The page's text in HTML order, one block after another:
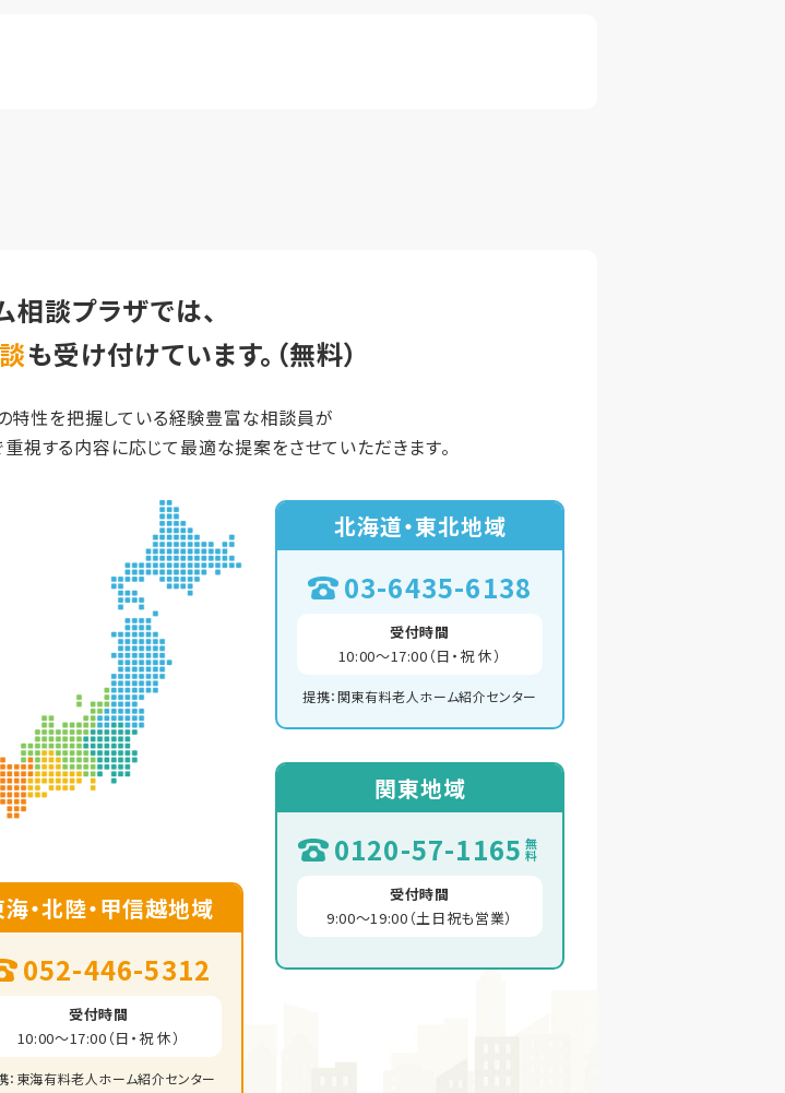
相談プラザでは、
も受け付けています。（無料）
特性を把握している経験豊富な相談員が
視する内容に応じて最適な提案をさせていただきます。
関東地域
0120-57-1165 無料
受付時間
9:00～19:00（土日祝も営業）
北海道・東北地域
03-6435-6138
受付時間
10:00～17:00（日・祝 休）
提携：関東有料老人ホーム紹介センター
・北陸・甲信越地域
052-446-5312
受付時間
10:00～17:00（日・祝 休）
：東海有料老人ホーム紹介センター